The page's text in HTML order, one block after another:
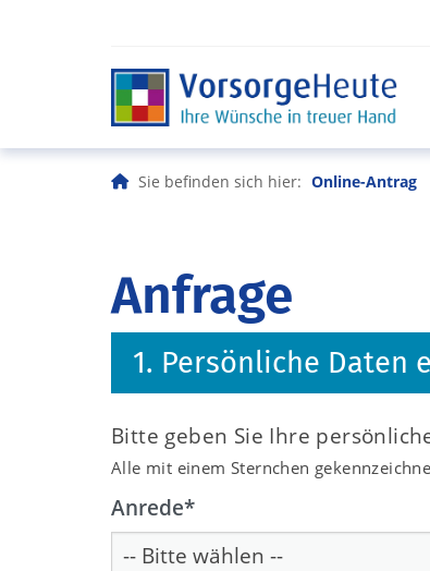
Sie befinden sich hier: Online-Antrag
Anfrage
1. Persönliche Daten
Bitte geben Sie Ihre
Alle mit einem Sternchen
Anrede*